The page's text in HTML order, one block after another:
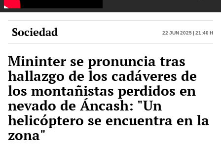
Petroperú | Sin Guion con
Rosa María Palacios
Sociedad 22 Jun 2025 | 21:40 h
Mininter se pronuncia tras
hallazgo de los cadáveres de
los montañistas perdidos en
nevado de Áncash: "Un
helicóptero se encuentra en la
zona"